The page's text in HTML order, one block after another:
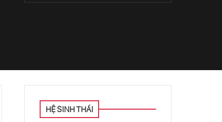
Tâm Linh Và Xã Hội
Một Cuộc Đời Đơn Giản
- Hạnh Phúc
HỆ SINH THÁI